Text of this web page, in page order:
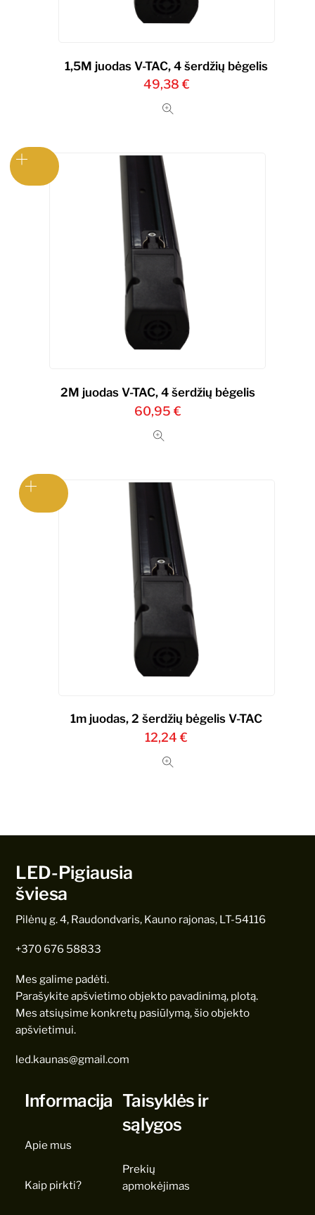
1,5M juodas V-TAC, 4 šerdžių bėgelis
49,38 €
2M juodas V-TAC, 4 šerdžių bėgelis
60,95 €
1m juodas, 2 šerdžių bėgelis V-TAC
12,24€
LED-Pigiausia
šviesa
Pilėnų g. 4, Raudondvaris, Kauno rajonas, LT-54116
+370 676 58833
Mes galime padėti.
Parašykite apšvietimo objekto pavadinimą, plotą.
Mes atsiųsime konkretų pasiūlymą, šio objekto
apšvietimui.
led.kaunas@gmail.com
Informacija
Apie mus
Kaip pirkti?
Taisyklės ir
sąlygos
Prekių
apmokėjimas